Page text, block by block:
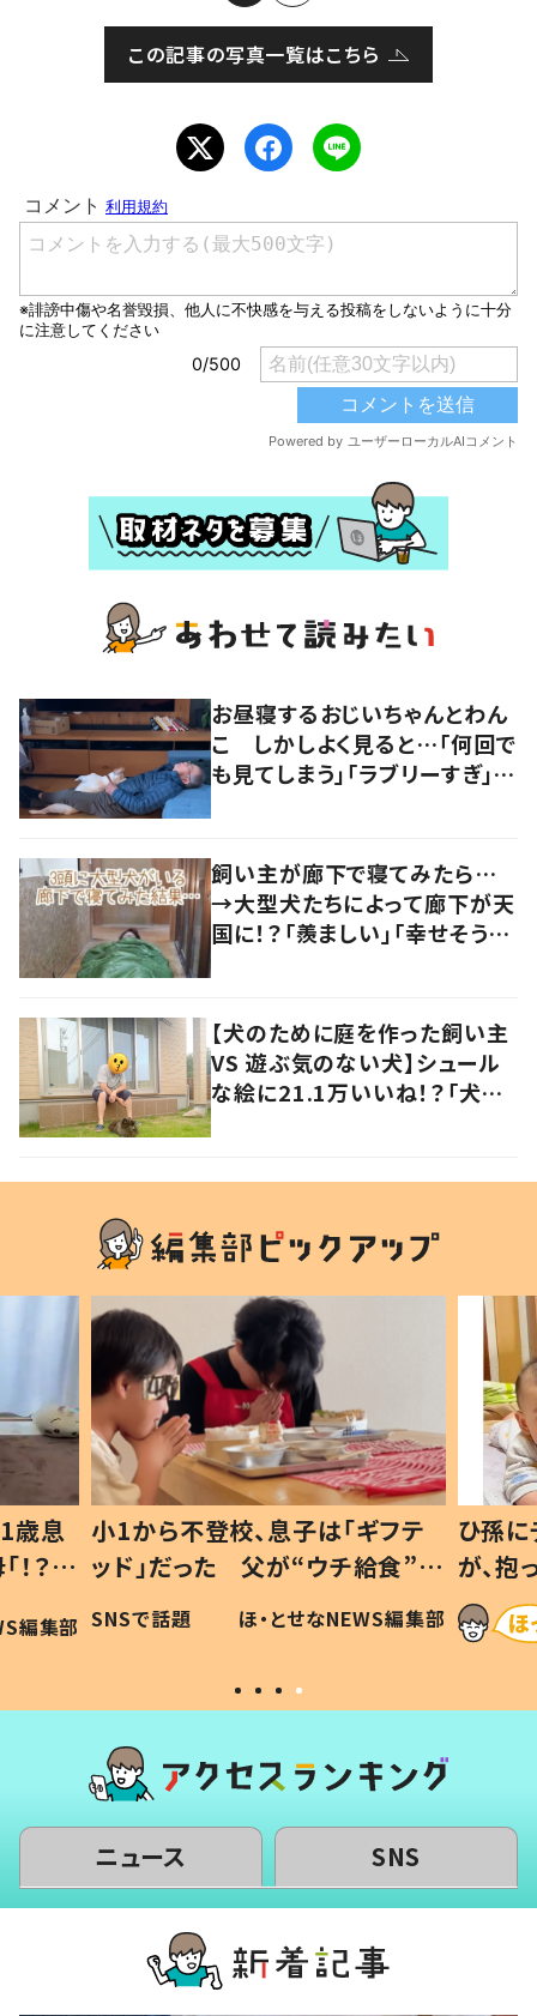
この記事の写真一覧はこちら
お昼寝するおじいちゃんとわん
こ しかしよく見ると…「何回で
も見てしまう」「ラブリーすぎ」の
飼い主が廊下で寝てみたら…
→大型犬たちによって廊下が天
国に！？「羨ましい」「幸せそう」
【犬のために庭を作った飼い主
VS 遊ぶ気のない犬】シュール
な絵に21.1万いいね！？「犬の
歳息
？」
編集部
小1から不登校、息子は「ギフテ
ッド」だった 父が“ウチ給食”を
作り続ける理由とは #令和の親
#令和の子
SNSで話題 ほ・とせなNEWS編集部
ひ孫
が、
「涙が
い」
ニュース SNS